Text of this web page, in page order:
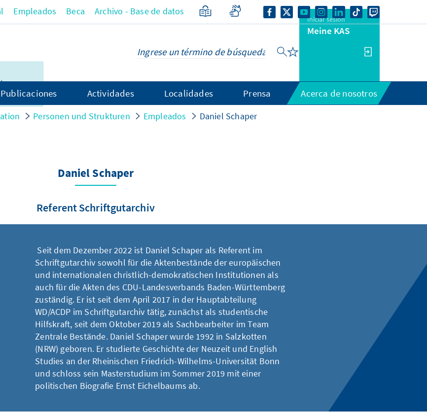
no
Empleados Beca Archivo - Base de datos
Iniciar sesión
Meine KAS
Publicaciones Actividades Localidades Prensa Acerca de nosotros
Personen und Strukturen Empleados Daniel Schaper
Daniel Schaper
Referent Schriftgutarchiv
Seit dem Dezember 2022 ist Daniel Schaper als Referent im
Schriftgutarchiv sowohl für die Aktenbestände der europäischen
und internationalen christlich-demokratischen Institutionen als
auch für die Akten des CDU-Landesverbands Baden-Württemberg
zuständig. Er ist seit dem April 2017 in der Hauptabteilung
WD/ACDP im Schriftgutarchiv tätig, zunächst als studentische
Hilfskraft, seit dem Oktober 2019 als Sachbearbeiter im Team
Zentrale Bestände. Daniel Schaper wurde 1992 in Salzkotten
(NRW) geboren. Er studierte Geschichte der Neuzeit und English
Studies an der Rheinischen Friedrich-Wilhelms-Universität Bonn
und schloss sein Masterstudium im Sommer 2019 mit einer
politischen Biografie Ernst Eichelbaums ab.